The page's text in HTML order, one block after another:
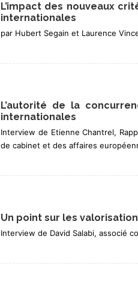
L’impact des nouveaux
internationales
par Hubert Segain et Laurence
L’autorité de la
internationales
Interview de Etienne Chantrel,
de cabinet et des affaires
Un point sur les
Interview de David Salabi, associé